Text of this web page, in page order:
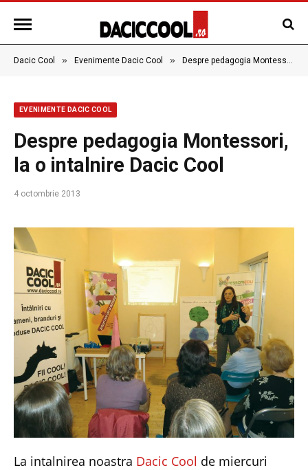
Dacic Cool » Evenimente Dacic Cool » Despre pedagogia Montessori, la o intalnire Dacic Cool
EVENIMENTE DACIC COOL
Despre pedagogia Montessori,
la o intalnire Dacic Cool
4 octombrie 2013
La intalnirea noastra Dacic Cool de miercuri